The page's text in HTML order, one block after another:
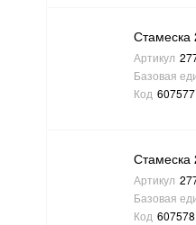
Стамеска
Артикул
Базовая
Код 607577
Стамеска
Артикул
Базовая
Код 607578